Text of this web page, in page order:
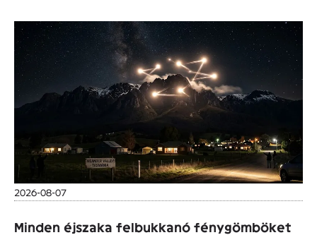
2026-08-07
Minden éjszaka felbukkanó fénygömböket